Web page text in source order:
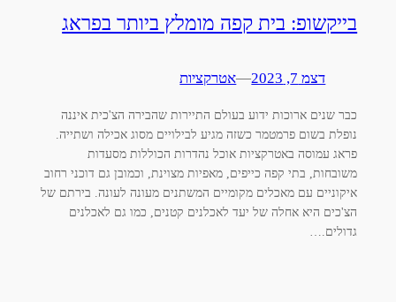
בייקשופ: בית קפה מומלץ ביותר בפראג
דצמ 7, 2023 —אטרקציות
כבר שנים ארוכות ידוע בעולם התיירות שהבירה הצ'כית איננה
נופלת בשום פרמטמר כשזה מגיע לבילויים מסוג אכילה ושתייה.
פראג עמוסה באטרקציות אוכל נהדרות הכוללות מסעדות
משובחות, בתי קפה כייפים, מאפיות מצוינת, וכמובן גם דוכני רחוב
איקוניים עם מאכלים מקומיים המשתנים מעונה לעונה. בירתם של
הצ'כים היא אחלה של יעד לאכלנים קטנים, כמו גם לאכלנים
גדולים.…